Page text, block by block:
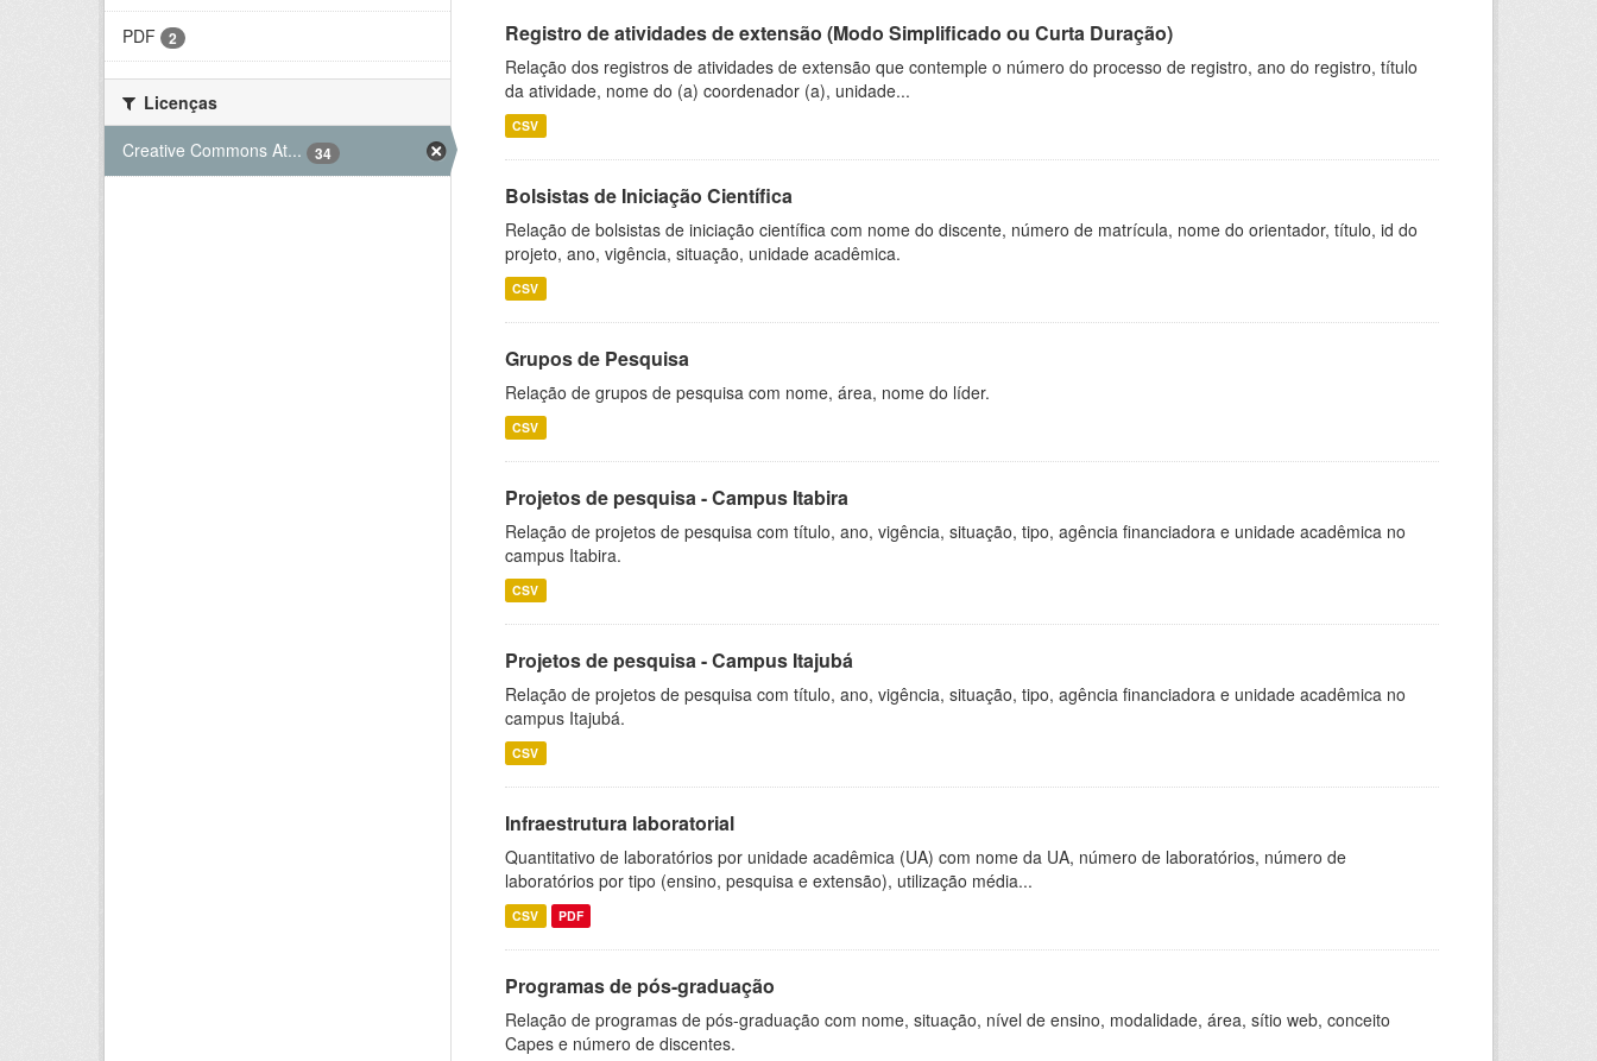
PDF 2
Licenças
Creative Commons At...
34
Registro de atividades de extensão (Modo Simplificado ou Curta Duração)
Relação dos registros de atividades de extensão que contemple o número do processo de registro, ano do registro, título
da atividade, nome do (a) coordenador (a), unidade...
CSV
Bolsistas de Iniciação Científica
Relação de bolsistas de iniciação científica com nome do discente, número de matrícula, nome do orientador, título, id do
projeto, ano, vigência, situação, unidade acadêmica.
CSV
Grupos de Pesquisa
Relação de grupos de pesquisa com nome, área, nome do líder.
CSV
Projetos de pesquisa - Campus Itabira
Relação de projetos de pesquisa com título, ano, vigência, situação, tipo, agência financiadora e unidade acadêmica no
campus Itabira.
CSV
Projetos de pesquisa - Campus Itajubá
Relação de projetos de pesquisa com título, ano, vigência, situação, tipo, agência financiadora e unidade acadêmica no
campus Itajubá.
CSV
Infraestrutura laboratorial
Quantitativo de laboratórios por unidade acadêmica (UA) com nome da UA, número de laboratórios, número de
laboratórios por tipo (ensino, pesquisa e extensão), utilização média...
CSV PDF
Programas de pós-graduação
Relação de programas de pós-graduação com nome, situação, nível de ensino, modalidade, área, sítio web, conceito
Capes e número de discentes.